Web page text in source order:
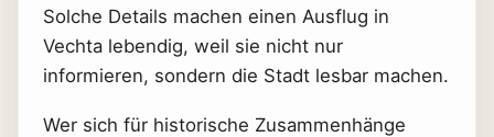
Solche Details machen einen Ausflug in
Vechta lebendig, weil sie nicht nur
informieren, sondern die Stadt lesbar machen.
Wer sich für historische Zusammenhänge